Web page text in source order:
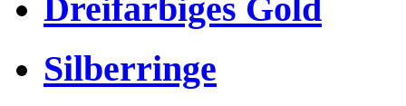
Dreifarbiges Gold
Silberringe